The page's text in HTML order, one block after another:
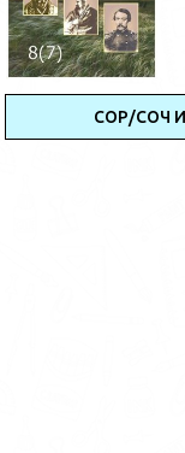
СОР/СОЧ